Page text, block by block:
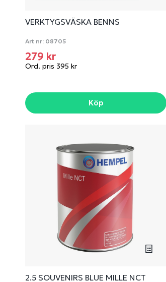
VERKTYGSVÄSKA BENNS
Art nr: 08705
279 kr
Ord. pris 395 kr
Köp
2.5 SOUVENIRS BLUE MILLE NCT